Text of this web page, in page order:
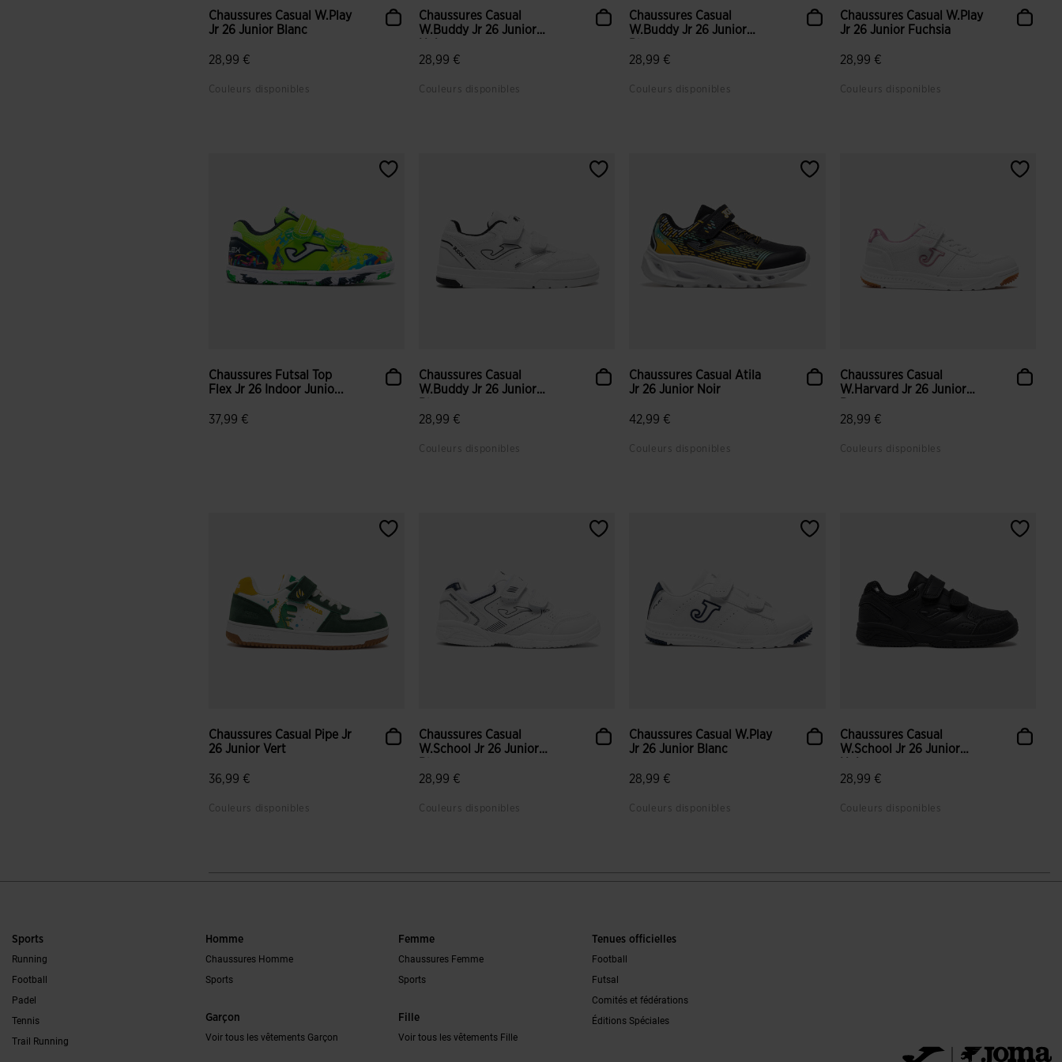
Chaussures Casual W.Play
Jr 26 Junior Blanc
28,99 €
Couleurs disponibles
Chaussures Casual
W.Buddy Jr 26 Junior
28,99 €
Couleurs disponibles
Chaussures Casual
W.Buddy Jr 26 Junior
28,99 €
Couleurs disponibles
Chaussures Casual W.Play
Jr 26 Junior Fuchsia
28,99 €
Couleurs disponibles
Chaussures Futsal Top
Flex Jr 26 Indoor Junio...
37,99 €
Chaussures Casual
W.Buddy Jr 26 Junior
28,99 €
Couleurs disponibles
Chaussures Casual Atila
Jr 26 Junior Noir
42,99 €
Couleurs disponibles
Chaussures Casual
W.Harvard Jr 26 Junior
28,99 €
Couleurs disponibles
Chaussures Casual Pipe Jr
26 Junior Vert
36,99 €
Couleurs disponibles
5 sur 5 Évaluation du client
Chaussures Casual
W.School Jr 26 Junior
28,99 €
Couleurs disponibles
5 sur 5 Évaluation du client
Chaussures Casual W.Play
Jr 26 Junior Blanc
28,99 €
Couleurs disponibles
4,6 sur 5 Évaluation du client
Chaussures Casual
W.School Jr 26 Junior
28,99 €
Couleurs disponibles
5 sur 5 Évaluation du client
Sports
Running
Football
Padel
Tennis
Trail Running
Homme
Chaussures Homme
Sports
Garçon
Voir tous les vêtements Garçon
Femme
Chaussures Femme
Sports
Fille
Voir tous les vêtements Fille
Tenues officielles
Football
Futsal
Comités et fédérations
Éditions Spéciales